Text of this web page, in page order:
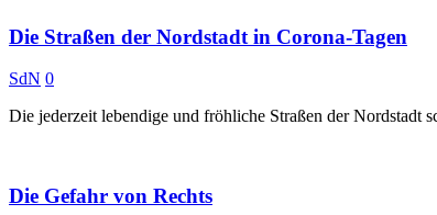
Die Straßen der Nordstadt in Corona-Tagen
SdN 0
Die jederzeit lebendige und fröhliche Straßen der Nordstadt
Die Gefahr von Rechts